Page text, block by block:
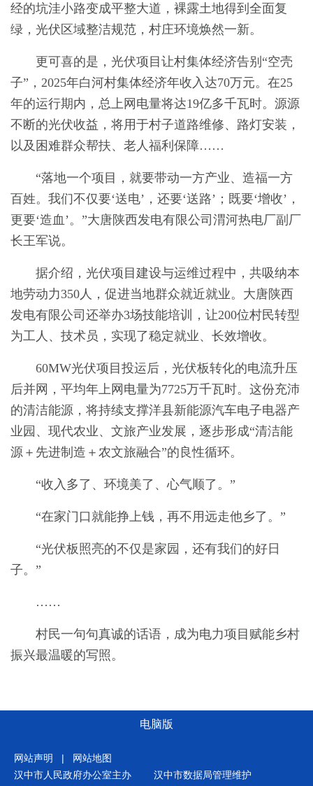
经的坑洼小路变成平整大道，裸露土地得到全面复
绿，光伏区域整洁规范，村庄环境焕然一新。
更可喜的是，光伏项目让村集体经济告别“空壳
子”，2025年白河村集体经济年收入达70万元。在25
年的运行期内，总上网电量将达19亿多千瓦时。源源
不断的光伏收益，将用于村子道路维修、路灯安装，
以及困难群众帮扶、老人福利保障……
“落地一个项目，就要带动一方产业、造福一方
百姓。我们不仅要‘送电’，还要‘送路’；既要‘增收’，
更要‘造血’。”大唐陕西发电有限公司渭河热电厂副厂
长王军说。
据介绍，光伏项目建设与运维过程中，共吸纳本
地劳动力350人，促进当地群众就近就业。大唐陕西
发电有限公司还举办3场技能培训，让200位村民转型
为工人、技术员，实现了稳定就业、长效增收。
60MW光伏项目投运后，光伏板转化的电流升压
后并网，平均年上网电量为7725万千瓦时。这份充沛
的清洁能源，将持续支撑洋县新能源汽车电子电器产
业园、现代农业、文旅产业发展，逐步形成“清洁能
源＋先进制造＋农文旅融合”的良性循环。
“收入多了、环境美了、心气顺了。”
“在家门口就能挣上钱，再不用远走他乡了。”
“光伏板照亮的不仅是家园，还有我们的好日
子。”
……
村民一句句真诚的话语，成为电力项目赋能乡村
振兴最温暖的写照。
电脑版
网站声明 |
网站地图
汉中市人民政府办公室主办
汉中市数据局管理维护